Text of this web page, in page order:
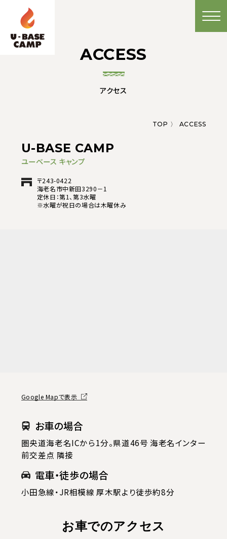
ACCESS
アクセス
TOP ACCESS
U-BASE CAMP
ユーベース キャンプ
〒243-0422
海⽼名市中新⽥3290－1
定休日：第1、第3水曜
※水曜が祝日の場合は木曜休み
Google Mapで表示
お車の場合
圏央道海老名ICから1分。県道46号 海老名インター
前交差点 隣接
電車・徒歩の場合
小田急線・JR相模線 厚木駅より徒歩約8分
お車でのアクセス